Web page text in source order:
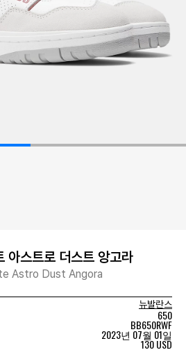
스트로 더스트 앙고라
Astro Dust Angora
뉴발란스
650
BB650RWF
2023년 07월 01일
130 USD